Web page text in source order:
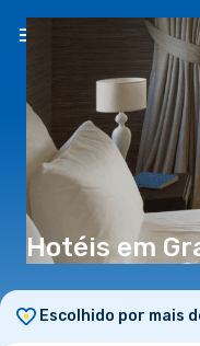
Hotéis em
Escolhido por mais